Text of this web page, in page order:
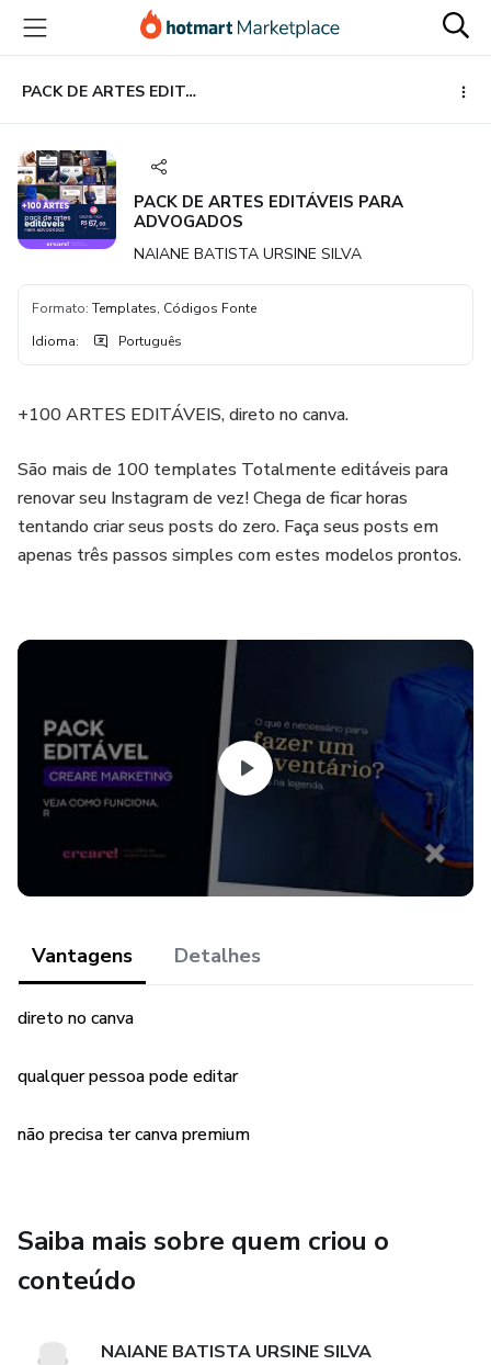
para
conteúdo
principal
para
pagamento
para
rodapé
PACK DE ARTES EDITÁVEIS PARA ADVOGADOS
PACK DE ARTES EDITÁVEIS PARA
ADVOGADOS
NAIANE BATISTA URSINE SILVA
Formato: Templates, Códigos Fonte
Idioma: Português
+100 ARTES EDITÁVEIS, direto no canva.
São mais de 100 templates Totalmente editáveis para
renovar seu Instagram de vez! Chega de ficar horas
tentando criar seus posts do zero. Faça seus posts em
apenas três passos simples com estes modelos prontos.
Vantagens Detalhes
direto no canva
qualquer pessoa pode editar
não precisa ter canva premium
Saiba mais sobre quem criou o
conteúdo
NAIANE BATISTA URSINE SILVA